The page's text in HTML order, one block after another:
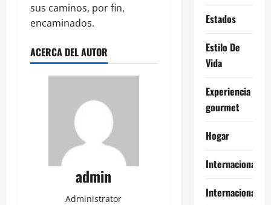
sus caminos, por fin,
encaminados.
ACERCA DEL AUTOR
admin
Administrator
Estados
Estilo De
Vida
Experiencia
gourmet
Hogar
Internacional
Internacionales